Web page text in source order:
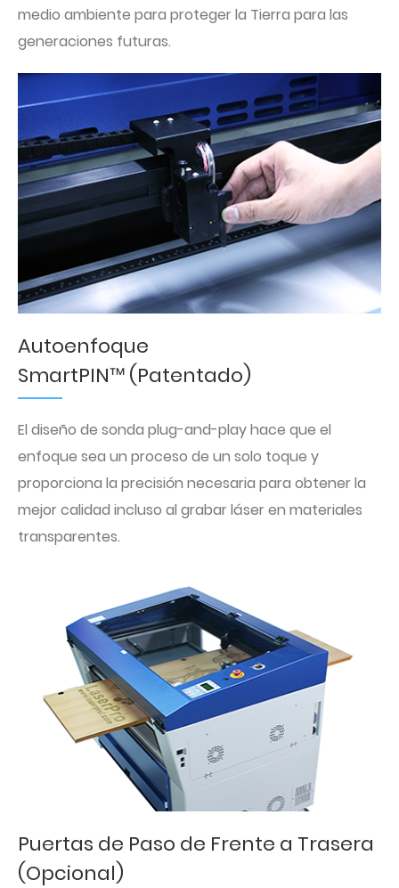
medio ambiente para proteger la Tierra para las
generaciones futuras.
Autoenfoque
SmartPIN™ (Patentado)
El diseño de sonda plug-and-play hace que el
enfoque sea un proceso de un solo toque y
proporciona la precisión necesaria para obtener la
mejor calidad incluso al grabar láser en materiales
transparentes.
Puertas de Paso de Frente a Trasera
(Opcional)